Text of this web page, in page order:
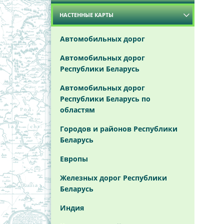
Карты
Брестская область
Витебская область
Гомельская область
Гродненская область
Минская область
Могилёвская область
НАСТЕННЫЕ КАРТЫ
Автомобильных дорог
Автомобильных дорог
Республики Беларусь
Автомобильных дорог
Республики Беларусь по
областям
Городов и районов Республики
Беларусь
Европы
Железных дорог Республики
Беларусь
Индия